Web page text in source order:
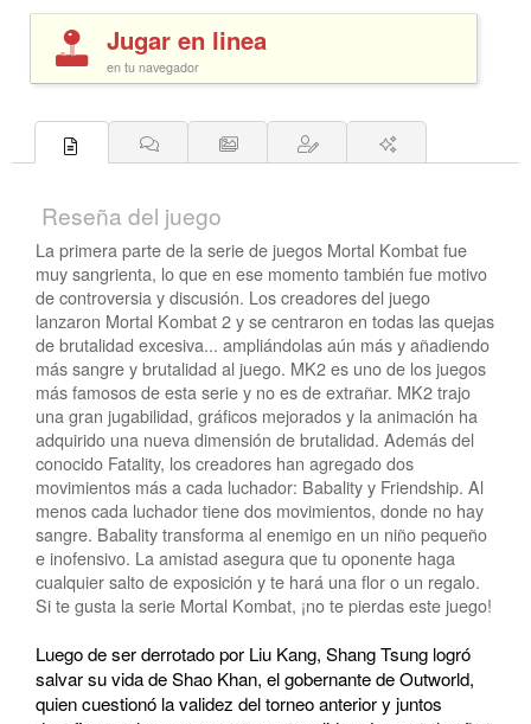
Jugar en linea
en tu navegador
Reseña del juego
La primera parte de la serie de juegos Mortal Kombat fue
muy sangrienta, lo que en ese momento también fue motivo
de controversia y discusión. Los creadores del juego
lanzaron Mortal Kombat 2 y se centraron en todas las quejas
de brutalidad excesiva... ampliándolas aún más y añadiendo
más sangre y brutalidad al juego. MK2 es uno de los juegos
más famosos de esta serie y no es de extrañar. MK2 trajo
una gran jugabilidad, gráficos mejorados y la animación ha
adquirido una nueva dimensión de brutalidad. Además del
conocido Fatality, los creadores han agregado dos
movimientos más a cada luchador: Babality y Friendship. Al
menos cada luchador tiene dos movimientos, donde no hay
sangre. Babality transforma al enemigo en un niño pequeño
e inofensivo. La amistad asegura que tu oponente haga
cualquier salto de exposición y te hará una flor o un regalo.
Si te gusta la serie Mortal Kombat, ¡no te pierdas este juego!
Luego de ser derrotado por Liu Kang, Shang Tsung logró
salvar su vida de Shao Khan, el gobernante de Outworld,
quien cuestionó la validez del torneo anterior y juntos